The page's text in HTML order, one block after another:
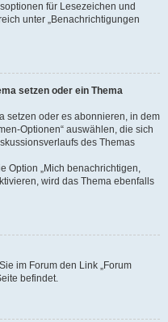
für Lesezeichen und
unter „Benachrichtigungen
setzen oder ein Thema
setzen oder es abonnieren, in dem
Optionen“ auswählen, die sich
des Themas
Option „Mich benachrichtigen,
wird das Thema ebenfalls
im Forum den Link „Forum
befindet.